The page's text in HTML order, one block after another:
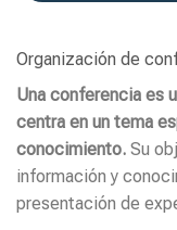
Organización de
Una conferencia es
centra en un tema
conocimiento. Su
información y
presentación de